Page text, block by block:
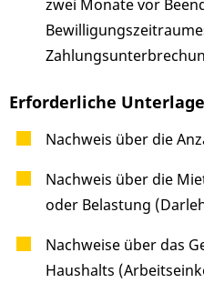
zwei Monate vor
Erforderliche
Nachweis über die
Nachweis über die
oder Belastung
Nachweise über das
Haushalts